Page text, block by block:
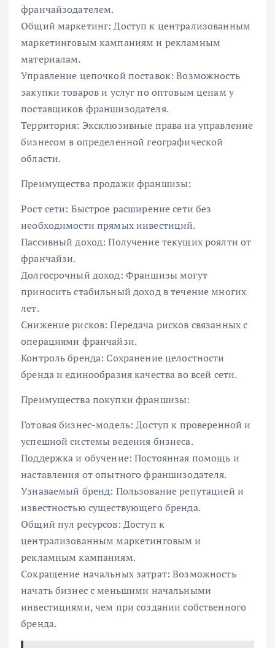
франчайзодателем.
Общий маркетинг: Доступ к централизованным
маркетинговым кампаниям и рекламным
материалам.
Управление цепочкой поставок: Возможность
закупки товаров и услуг по оптовым ценам у
поставщиков франшизодателя.
Территория: Эксклюзивные права на управление
бизнесом в определенной географической
области.
Преимущества продажи франшизы:
Рост сети: Быстрое расширение сети без
необходимости прямых инвестиций.
Пассивный доход: Получение текущих роялти от
франчайзи.
Долгосрочный доход: Франшизы могут
приносить стабильный доход в течение многих
лет.
Снижение рисков: Передача рисков связанных с
операциями франчайзи.
Контроль бренда: Сохранение целостности
бренда и единообразия качества во всей сети.
Преимущества покупки франшизы:
Готовая бизнес-модель: Доступ к проверенной и
успешной системы ведения бизнеса.
Поддержка и обучение: Постоянная помощь и
наставления от опытного франшизодателя.
Узнаваемый бренд: Пользование репутацией и
известностью существующего бренда.
Общий пул ресурсов: Доступ к
централизованным маркетинговым и
рекламным кампаниям.
Сокращение начальных затрат: Возможность
начать бизнес с меньшими начальными
инвестициями, чем при создании собственного
бренда.